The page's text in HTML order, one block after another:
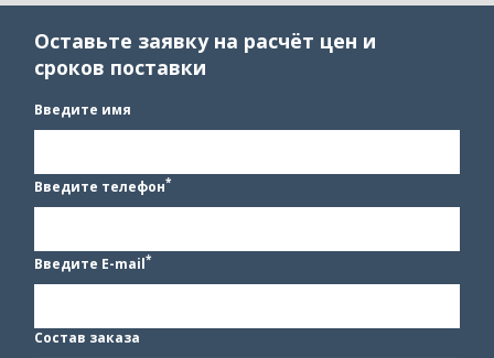
Оставьте заявку на расчёт цен и
сроков поставки
Введите имя
Введите телефон*
Введите E-mail*
Состав заказа